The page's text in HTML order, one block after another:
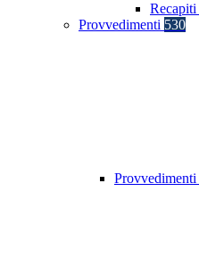
Provvedimenti 530